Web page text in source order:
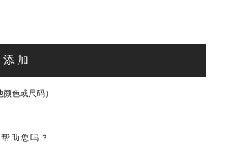
添加
色或尺码）
助您吗？